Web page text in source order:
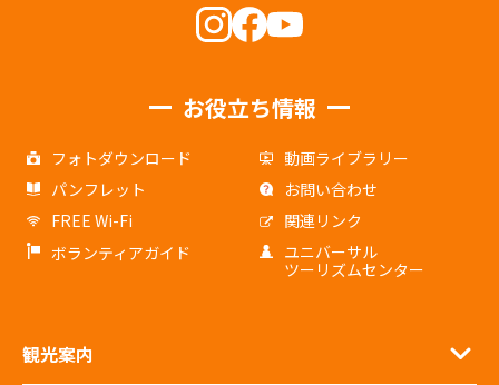
お役立ち情報
フォトダウンロード
動画ライブラリー
パンフレット
お問い合わせ
FREE Wi-Fi
関連リンク
ボランティアガイド
ユニバーサル
ツーリズムセンター
観光案内